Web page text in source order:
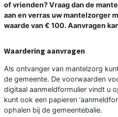
of vrienden? Vraag dan de
aan en verras uw mantelzorger
waarde van € 100. Aanvragen
Waardering aanvragen
Als ontvanger van mantelzorg
de gemeente. De voorwaarden
digitaal aanmeldformulier vindt u
kunt ook een papieren
ophalen bij de gemeentebalie.